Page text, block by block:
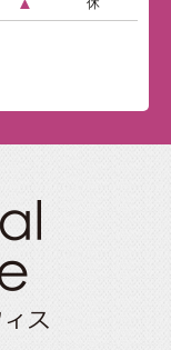
▲ 休